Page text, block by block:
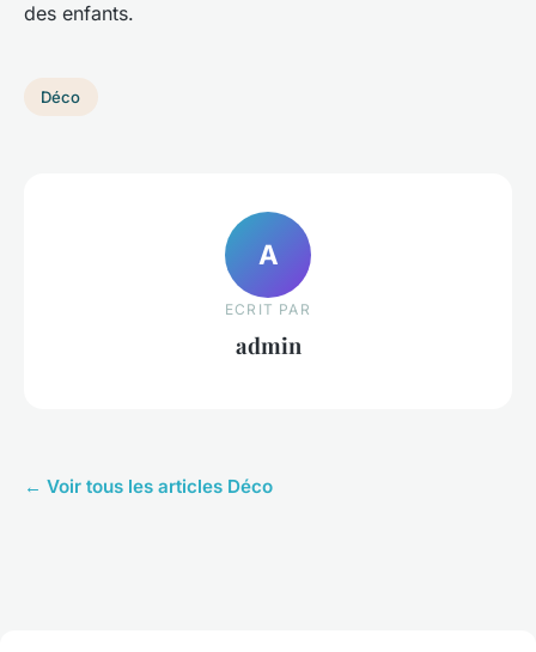
des enfants.
Déco
A
ECRIT PAR
admin
← Voir tous les articles Déco